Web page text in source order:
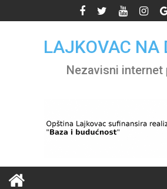
to
LAJKOVAC NA
Nezavisni internet